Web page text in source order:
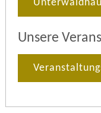
Unsere